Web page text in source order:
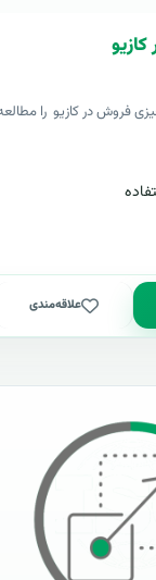
فروش در کازیو را
علاقه‌مندی